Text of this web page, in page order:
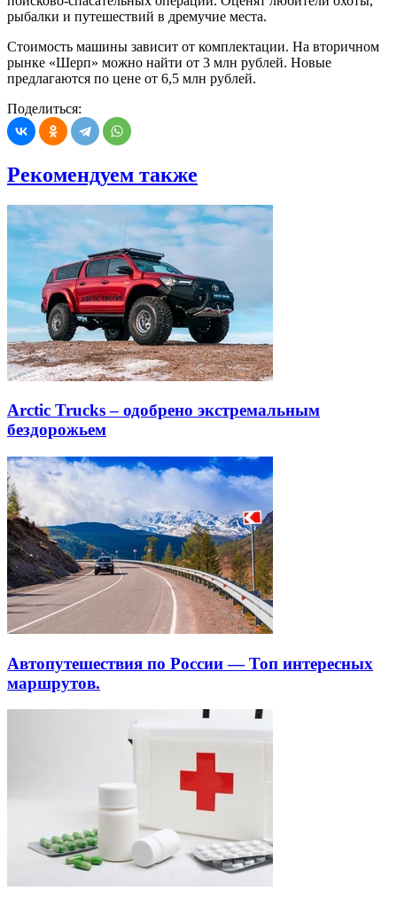
рыбалки и путешествий в дремучие места.
Стоимость машины зависит от комплектации. На вторичном
рынке «Шерп» можно найти от 3 млн рублей. Новые
предлагаются по цене от 6,5 млн рублей.
Поделиться:
Рекомендуем также
Arctic Trucks – одобрено экстремальным
бездорожьем
Автопутешествия по России — Топ интересных
маршрутов.